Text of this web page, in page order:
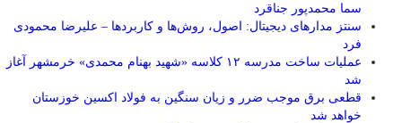
سما محمدپور جناقرد
سنتز مدارهای دیجیتال: اصول، روش‌ها و کاربردها – علیرضا محمودی
فرد
عملیات ساخت مدرسه ۱۲ کلاسه «شهید بهنام محمدی» خرمشهر آغاز
شد
قطعی برق موجب ضرر و زیان سنگین به فولاد اکسین خوزستان
خواهد شد